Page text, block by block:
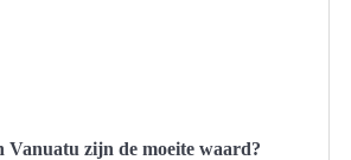
Vanuatu zijn de moeite waard?